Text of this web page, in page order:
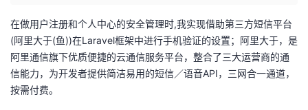
主
页
的
开
发
在做用户注册和个人中心的安全管理时,我实现借助第三方短信平台
(阿里大于(鱼))在Laravel框架中进行手机验证的设置；阿里大于，是
阿里通信旗下优质便捷的云通信服务平台，整合了三大运营商的通
信能力，为开发者提供简洁易用的短信／语音API，三网合一通道，
按需付费。